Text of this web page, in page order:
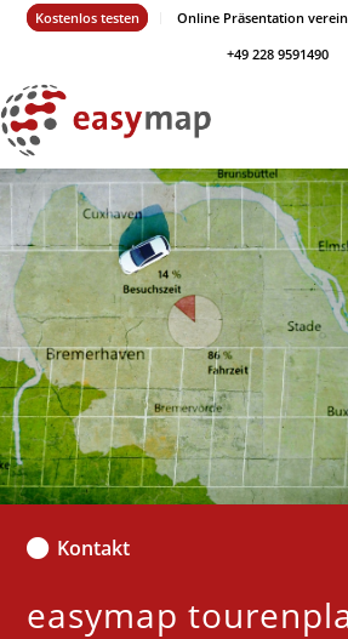
Kostenlos testen Online Präsentation
+49 228 9591490
Kontakt
easymap